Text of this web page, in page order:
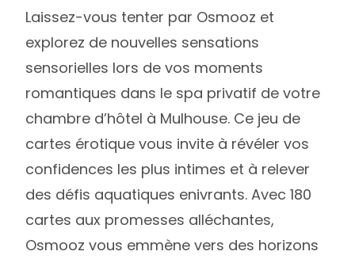
Laissez-vous tenter par Osmooz et
explorez de nouvelles sensations
sensorielles lors de vos moments
romantiques dans le spa privatif de votre
chambre d’hôtel à Mulhouse. Ce jeu de
cartes érotique vous invite à révéler vos
confidences les plus intimes et à relever
des défis aquatiques enivrants. Avec 180
cartes aux promesses alléchantes,
Osmooz vous emmène vers des horizons